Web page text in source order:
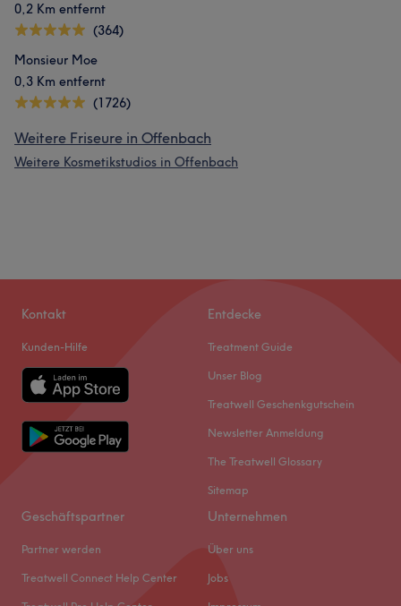
0,2 Km entfernt
(364)
Monsieur Moe
0,3 Km entfernt
(1726)
Weitere Friseure in Offenbach
Weitere Kosmetikstudios in Offenbach
Kontakt
Kunden-Hilfe
Entdecke
Treatment Guide
Unser Blog
Treatwell Geschenkgutschein
Newsletter Anmeldung
The Treatwell Glossary
Sitemap
Geschäftspartner
Partner werden
Treatwell Connect Help Center
Unternehmen
Über uns
Jobs